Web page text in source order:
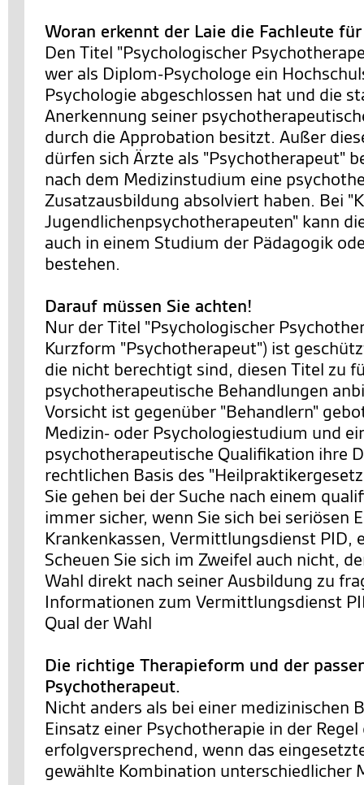
Woran erkennt der Laie die Fachleute
Den Titel "Psychologischer
wer als Diplom-Psychologe ein
Psychologie abgeschlossen hat und die
Anerkennung seiner
durch die Approbation besitzt. Außer
dürfen sich Ärzte als "Psychotherapeut"
nach dem Medizinstudium eine
Zusatzausbildung absolviert haben. Bei
Jugendlichenpsychotherapeuten" kann
auch in einem Studium der Pädagogik
bestehen.
Darauf müssen Sie achten!
Nur der Titel "Psychologischer
Kurzform "Psychotherapeut") ist
die nicht berechtigt sind, diesen Titel zu
psychotherapeutische Behandlungen
Vorsicht ist gegenüber "Behandlern"
Medizin- oder Psychologiestudium und
psychotherapeutische Qualifikation ihre
rechtlichen Basis des
Sie gehen bei der Suche nach einem
immer sicher, wenn Sie sich bei seriösen
Krankenkassen, Vermittlungsdienst PID,
Scheuen Sie sich im Zweifel auch nicht,
Wahl direkt nach seiner Ausbildung zu
Informationen zum Vermittlungsdienst
Qual der Wahl
Die richtige Therapieform und der
Psychotherapeut.
Nicht anders als bei einer medizinischen
Einsatz einer Psychotherapie in der
erfolgversprechend, wenn das
gewählte Kombination unterschiedlicher